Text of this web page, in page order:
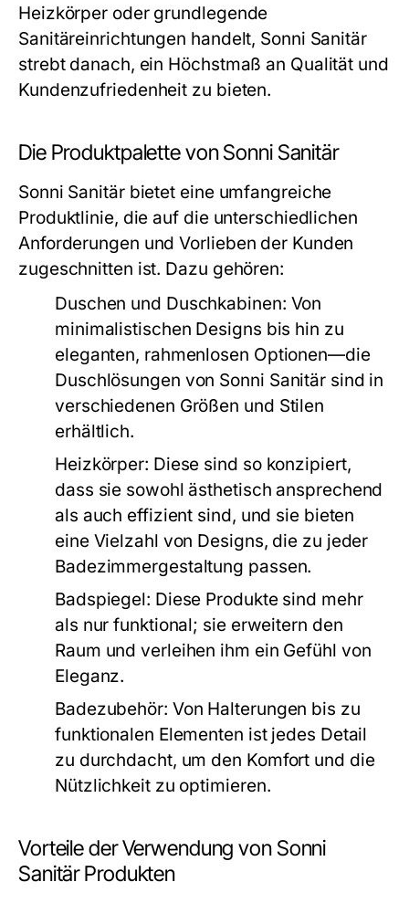
Heizkörper oder grundlegende
Sanitäreinrichtungen handelt, Sonni Sanitär
strebt danach, ein Höchstmaß an Qualität und
Kundenzufriedenheit zu bieten.
Die Produktpalette von Sonni Sanitär
Sonni Sanitär bietet eine umfangreiche
Produktlinie, die auf die unterschiedlichen
Anforderungen und Vorlieben der Kunden
zugeschnitten ist. Dazu gehören:
Duschen und Duschkabinen: Von
minimalistischen Designs bis hin zu
eleganten, rahmenlosen Optionen—die
Duschlösungen von Sonni Sanitär sind in
verschiedenen Größen und Stilen
erhältlich.
Heizkörper: Diese sind so konzipiert,
dass sie sowohl ästhetisch ansprechend
als auch effizient sind, und sie bieten
eine Vielzahl von Designs, die zu jeder
Badezimmergestaltung passen.
Badspiegel: Diese Produkte sind mehr
als nur funktional; sie erweitern den
Raum und verleihen ihm ein Gefühl von
Eleganz.
Badezubehör: Von Halterungen bis zu
funktionalen Elementen ist jedes Detail
zu durchdacht, um den Komfort und die
Nützlichkeit zu optimieren.
Vorteile der Verwendung von Sonni
Sanitär Produkten